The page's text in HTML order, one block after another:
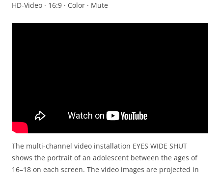
HD-Video · 16:9 · Color · Mute
The multi-channel video installation EYES WIDE SHUT
shows the portrait of an adolescent between the ages of
16–18 on each screen. The video images are projected in